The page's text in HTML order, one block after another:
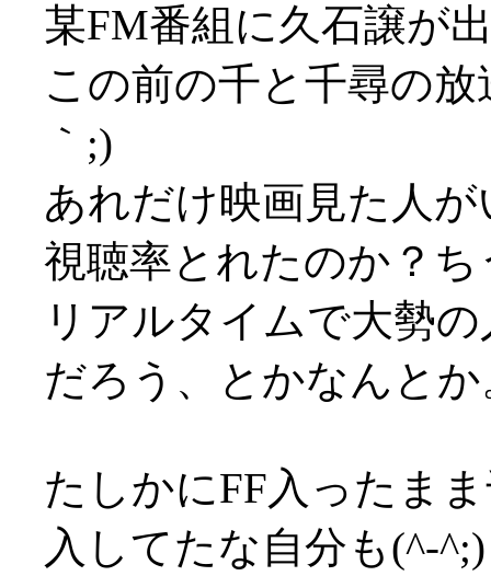
某FM番組に久石譲が
この前の千と千尋の
｀;)
あれだけ映画見た人
視聴率とれたのか？
リアルタイムで大勢
だろう、とかなんとか
たしかにFF入ったま
入してたな自分も(^-^;)